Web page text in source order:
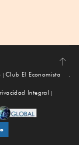
Subir
Club El Economista
Integral